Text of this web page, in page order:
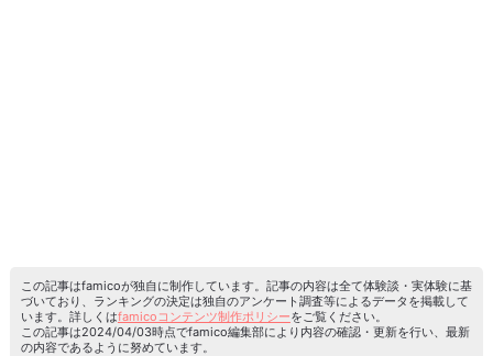
この記事はfamicoが独自に制作しています。記事の内容は全て体験談・実体験に基
づいており、ランキングの決定は独自のアンケート調査等によるデータを掲載して
います。詳しくはfamicoコンテンツ制作ポリシーをご覧ください。
この記事は2024/04/03時点でfamico編集部により内容の確認・更新を行い、最新
の内容であるように努めています。